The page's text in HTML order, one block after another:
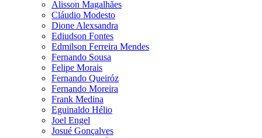
Alisson Magalhães
Cláudio Modesto
Dione Alexsandra
Ediudson Fontes
Edmilson Ferreira Mendes
Fernando Sousa
Felipe Morais
Fernando Queiróz
Fernando Moreira
Frank Medina
Eguinaldo Hélio
Joel Engel
Josué Gonçalves